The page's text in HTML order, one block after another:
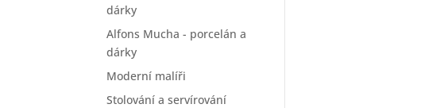
dárky
Alfons Mucha - porcelán a
dárky
Moderní malíři
Stolování a servírování